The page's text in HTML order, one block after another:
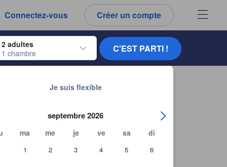
Connectez-vous Créer un compte
naviguer, appuyez sur Entrée pour sélectionner.
2 adultes
1 chambre
de dates. Utilisez les flèches du clavier pour naviguer entre les
Je suis flexible
septembre 2026
ma me je ve sa di
1 2 3 4 5 6
C'EST PARTI !